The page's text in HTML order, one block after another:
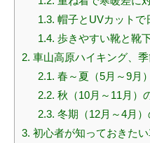
1.3. 帽子とUVカットで
1.4. 歩きやすい靴と靴
2. 車山高原ハイキング、
2.1. 春～夏（5月～9月
2.2. 秋（10月～11月）
2.3. 冬期（12月～4月
3. 初心者が知っておきた